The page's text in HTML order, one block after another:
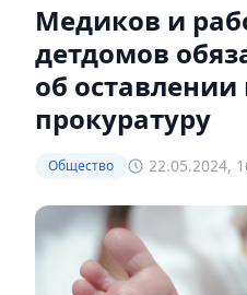
Медиков и
детдомов
об
прокуратуру
Общество 22.05.2024,